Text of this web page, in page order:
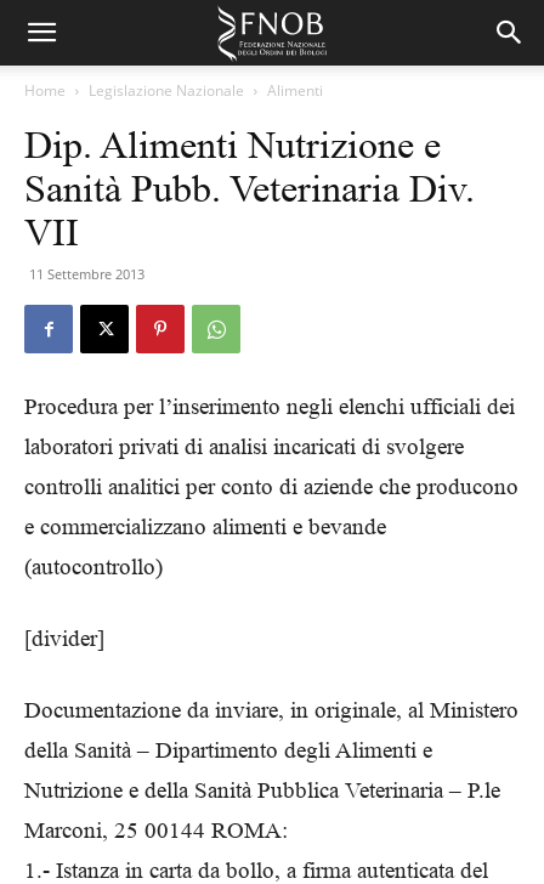
Home Legislazione Nazionale Alimenti
Dip. Alimenti Nutrizione e
Sanità Pubb. Veterinaria Div.
VII
11 Settembre 2013
Procedura per l’inserimento negli elenchi ufficiali dei
laboratori privati di analisi incaricati di svolgere
controlli analitici per conto di aziende che producono
e commercializzano alimenti e bevande
(autocontrollo)
[divider]
Documentazione da inviare, in originale, al Ministero
della Sanità – Dipartimento degli Alimenti e
Nutrizione e della Sanità Pubblica Veterinaria – P.le
Marconi, 25 00144 ROMA:
1.- Istanza in carta da bollo, a firma autenticata del